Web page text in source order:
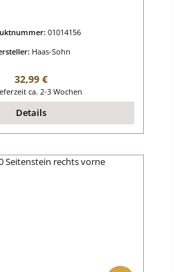
01014156
Haas-Sohn
Regulärer Preis:
32,99 €
ca. 2-3 Wochen
Details